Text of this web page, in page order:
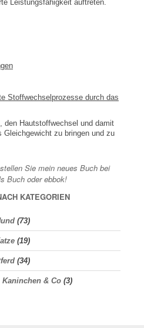
Leistungsfähigkeit auftreten.
Stoffwechselprozesse durch das
den Hautstoffwechsel und damit
Gleichgewicht zu bringen und zu
KATEGORIEN
(73)
(19)
(34)
Kaninchen & Co (3)